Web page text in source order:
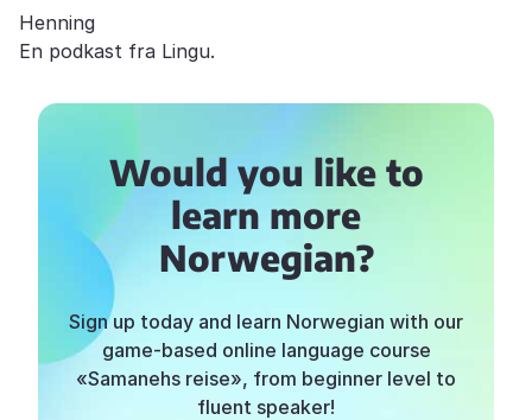
Henning
En podkast fra Lingu.
Would you like to
learn more
Norwegian?
Sign up today and learn Norwegian with our
game-based online language course
«Samanehs reise», from beginner level to
fluent speaker!